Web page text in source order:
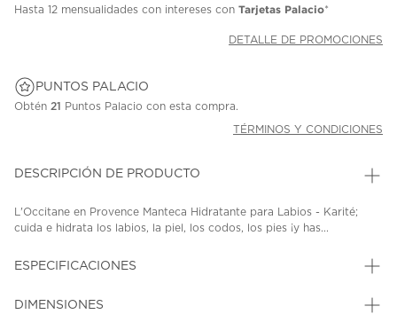
Hasta 12 mensualidades con intereses con Tarjetas Palacio*
DETALLE DE PROMOCIONES
PUNTOS PALACIO
Obtén 21 Puntos Palacio con esta compra.
TÉRMINOS Y CONDICIONES
DESCRIPCIÓN DE PRODUCTO
L'Occitane en Provence Manteca Hidratante para Labios - Karité;
cuida e hidrata los labios, la piel, los codos, los pies ¡y has...
ESPECIFICACIONES
DIMENSIONES